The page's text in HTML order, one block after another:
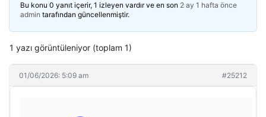
Bu konu 0 yanıt içerir, 1 izleyen vardır ve en son 2 ay 1 hafta önce
admin tarafından güncellenmiştir.
1 yazı görüntüleniyor (toplam 1)
01/06/2026: 5:09 am #25212